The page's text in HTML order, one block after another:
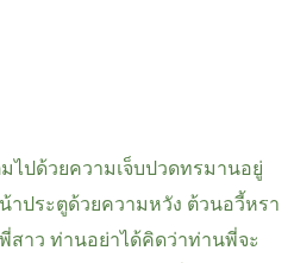
ไปด้วยความเจ็บปวดทรมานอยู่
าประตูด้วยความหวัง ต้วนอวี้หรา
พี่สาว ท่านอย่าได้คิดว่าท่านพี่จะ